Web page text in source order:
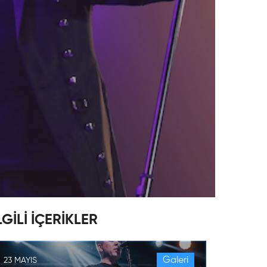
İÇERİKLER
23 MAYIS Galeri